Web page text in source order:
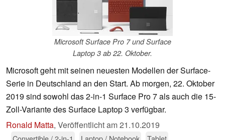
Microsoft Surface Pro 7 und Surface
Laptop 3 ab 22. Oktober.
Microsoft geht mit seinen neuesten Modellen der Surface-
Serie in Deutschland an den Start. Ab morgen, 22. Oktober
2019 sind sowohl das 2-in-1 Surface Pro 7 als auch die 15-
Zoll-Variante des Surface Laptop 3 verfügbar.
Ronald Matta, Veröffentlicht am21.10.2019